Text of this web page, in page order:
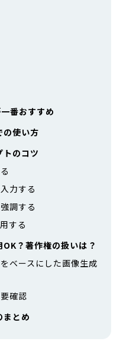
番おすすめ
使い方
のコツ
力する
調する
する
？著作権の扱いは？
ベースにした画像生成
確認
とめ